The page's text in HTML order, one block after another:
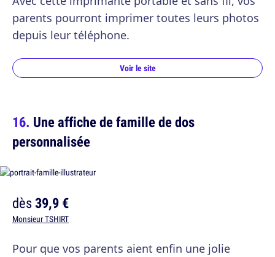
parents pourront imprimer toutes leurs photos
depuis leur téléphone.
Voir le site
Une affiche de famille de dos
personnalisée
dès39,9 €
Monsieur TSHIRT
Pour que vos parents aient enfin une jolie